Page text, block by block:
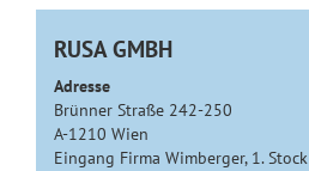
RUSA GMBH
Adresse
Brünner Straße 242-250
A-1210 Wien
Eingang Firma Wimberger, 1. Stock